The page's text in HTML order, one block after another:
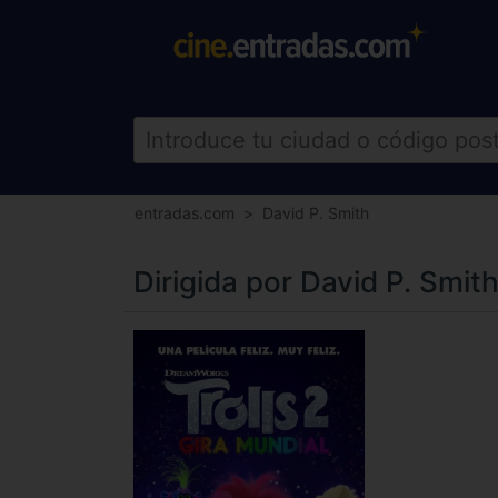
entradas.com David P. Smith
Dirigida por David P. Smith